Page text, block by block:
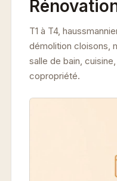
T1 à T4,
démolition cloisons,
salle de bain,
copropriété.